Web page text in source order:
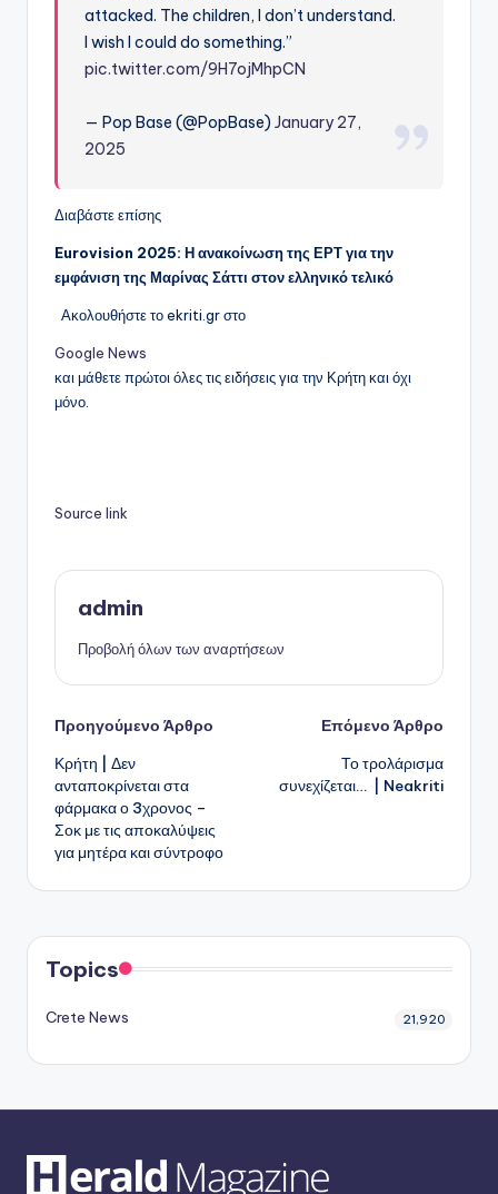
attacked. The children, I don’t understand.
I wish I could do something.”
pic.twitter.com/9H7ojMhpCN
— Pop Base (@PopBase)January 27,
2025
Διαβάστε επίσης
Eurovision 2025: Η ανακοίνωση της ΕΡΤ για την
εμφάνιση της Μαρίνας Σάττι στον ελληνικό τελικό
Ακολουθήστε το ekriti.gr στο
Google News
και μάθετε πρώτοι όλες τις ειδήσεις για την Κρήτη και όχι
μόνο.
Source link
admin
Προβολή όλων των αναρτήσεων
Πλοήγηση
δημοσιεύσεων
Προηγούμενο Άρθρο
Κρήτη | Δεν
ανταποκρίνεται στα
φάρμακα ο 3χρονος –
Σοκ με τις αποκαλύψεις
για μητέρα και σύντροφο
Επόμενο Άρθρο
Το τρολάρισμα
συνεχίζεται… | Neakriti
Topics
Crete News 21,920